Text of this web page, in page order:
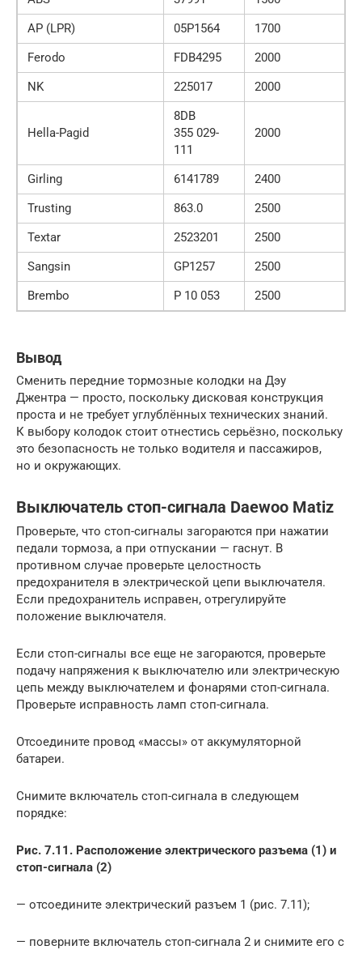
AP (LPR)
05P1564
1700
Ferodo
FDB4295
2000
NK
225017 2000
Hella-Pagid
8DB
355 029-
111
2000
Girling 6141789
2400
Trusting
863.0
2500
Textar
2523201
2500
Sangsin
GP1257
2500
Brembo
P 10 053 2500
Вывод
Сменить передние тормозные колодки на Дэу
Джентра — просто, поскольку дисковая конструкция
проста и не требует углублённых технических знаний.
К выбору колодок стоит отнестись серьёзно, поскольку
это безопасность не только водителя и пассажиров,
но и окружающих.
Выключатель стоп-сигнала Daewoo Matiz
Проверьте, что стоп-сигналы загораются при нажатии
педали тормоза, а при отпускании — гаснут. В
противном случае проверьте целостность
предохранителя в электрической цепи выключателя.
Если предохранитель исправен, отрегулируйте
положение выключателя.
Если стоп-сигналы все еще не загораются, проверьте
подачу напряжения к выключателю или электрическую
цепь между выключателем и фонарями стоп-сигнала.
Проверьте исправность ламп стоп-сигнала.
Отсоедините провод «массы» от аккумуляторной
батареи.
Снимите включатель стоп-сигнала в следующем
порядке:
Рис. 7.11. Расположение электрического разъема (1) и
стоп-сигнала (2)
— отсоедините электрический разъем 1 (рис. 7.11);
— поверните включатель стоп-сигнала 2 и снимите его с